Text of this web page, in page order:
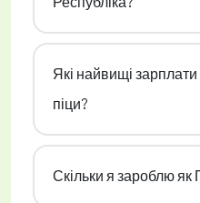
Які найвищі
піци?
Скільки я зароблю як